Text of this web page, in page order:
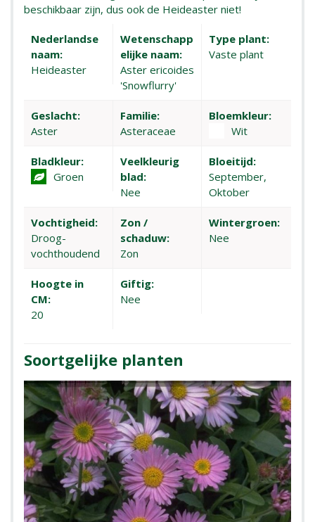
beschikbaar zijn, dus ook de Heideaster niet!
Nederlandse
naam:
Heideaster
Wetenschapp
elijke naam:
Aster ericoides
'Snowflurry'
Type plant:
Vaste plant
Geslacht:
Aster
Familie:
Asteraceae
Bloemkleur:
Wit
Bladkleur:
Groen
Veelkleurig
blad:
Nee
Bloeitijd:
September,
Oktober
Vochtigheid:
Droog-
vochthoudend
Zon /
schaduw:
Zon
Wintergroen:
Nee
Hoogte in
CM:
20
Giftig:
Nee
Soortgelijke planten